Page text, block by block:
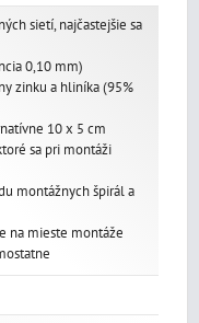
sietí, najčastejšie sa
0,10 mm)
zinku a hliníka (95%
10 x 5 cm
sa pri montáži
montážnych špirál a
na mieste montáže